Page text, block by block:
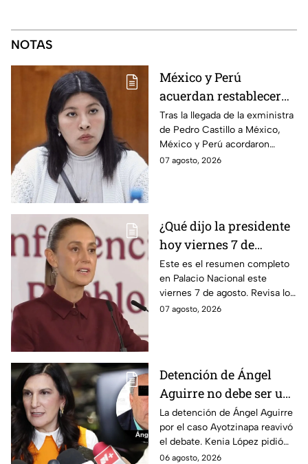
NOTAS
México y Perú
acuerdan restablecer
relaciones
diplomáticas tras
llegada de Betssy
Chávez al país
Tras la llegada de la exministra
de Pedro Castillo a México,
México y Perú acordaron
reanudar relaciones desde
07 agosto, 2026
¿Qué dijo la presidente
hoy viernes 7 de
agosto? Resumen EN
VIVO
Este es el resumen completo
en Palacio Nacional este
viernes 7 de agosto. Revisa los
datos presentados y las
07 agosto, 2026
Detención de Ángel
Aguirre no debe ser un
distractor, pide Kenia
López; exige justicia
por caso Ayotzinapa
La detención de Ángel Aguirre
por el caso Ayotzinapa reavivó
el debate. Kenia López pidió
que no sea un distractor
06 agosto, 2026